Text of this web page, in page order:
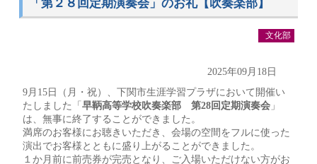
「第２８回定期演奏会」のお礼【吹奏楽部】
文化部
2025年09月18日
9月15日（月・祝）、下関市生涯学習プラザにおいて開催い
たしました「早鞆高等学校吹奏楽部 第28回定期演奏会 」
は、無事に終了することができました。
満席のお客様にお聴きいただき、会場の空間をフルに使った
演出でお客様とともに盛り上がることができました。
１か月前に前売券が完売となり、ご入場いただけない方がお